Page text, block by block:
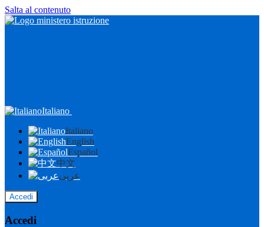
Salta al contenuto
Italiano
Italiano
English
Español
中文
عربى
Accedi
Accedi